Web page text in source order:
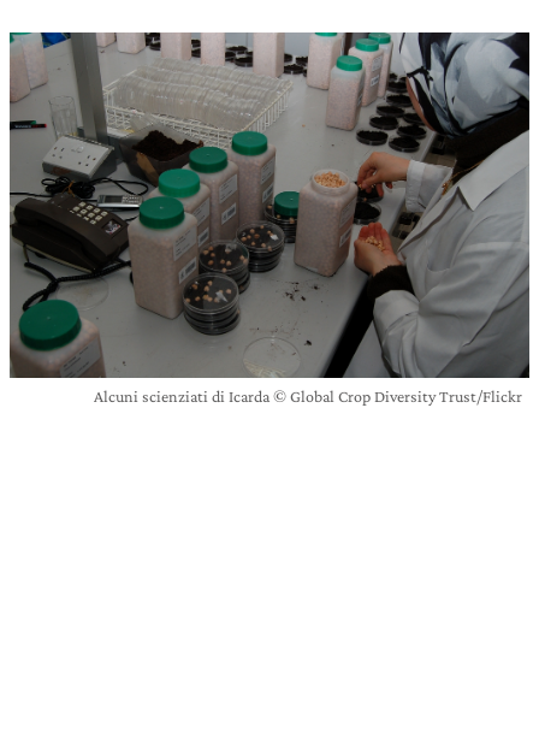
Alcuni scienziati di Icarda © Global Crop Diversity Trust/Flickr